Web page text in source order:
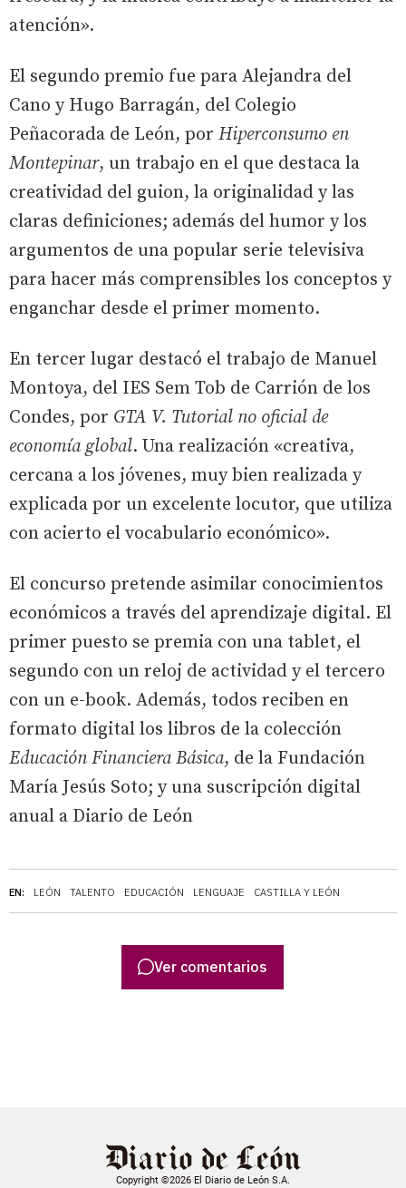
EN: LEÓN TALENTO EDUCACIÓN LENGUAJE CASTILLA Y LEÓN
atención».
El segundo premio fue para Alejandra del
Cano y Hugo Barragán, del Colegio
Peñacorada de León, por Hiperconsumo en
Montepinar, un trabajo en el que destaca la
creatividad del guion, la originalidad y las
claras definiciones; además del humor y los
argumentos de una popular serie televisiva
para hacer más comprensibles los conceptos y
enganchar desde el primer momento.
En tercer lugar destacó el trabajo de Manuel
Montoya, del IES Sem Tob de Carrión de los
Condes, por GTA V. Tutorial no oficial de
economía global. Una realización «creativa,
cercana a los jóvenes, muy bien realizada y
explicada por un excelente locutor, que utiliza
con acierto el vocabulario económico».
El concurso pretende asimilar conocimientos
económicos a través del aprendizaje digital. El
primer puesto se premia con una tablet, el
segundo con un reloj de actividad y el tercero
con un e-book. Además, todos reciben en
formato digital los libros de la colección
Educación Financiera Básica, de la Fundación
María Jesús Soto; y una suscripción digital
anual a Diario de León
Ver comentarios
Copyright ©2026 El Diario de León S.A.